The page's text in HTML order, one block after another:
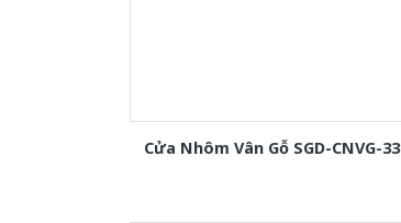
Cửa Nhôm Vân Gỗ SGD-CNVG-33